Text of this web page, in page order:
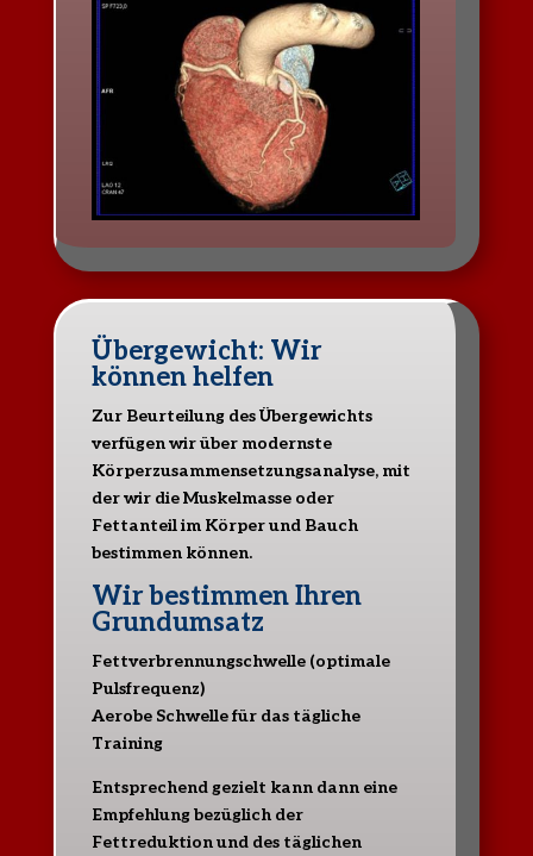
Übergewicht: Wir
können helfen
Zur Beurteilung des Übergewichts
verfügen wir über modernste
Körperzusammensetzungsanalyse, mit
der wir die Muskelmasse oder
Fettanteil im Körper und Bauch
bestimmen können.
Wir bestimmen Ihren
Grundumsatz
Fettverbrennungschwelle (optimale
Pulsfrequenz)
Aerobe Schwelle für das tägliche
Training
Entsprechend gezielt kann dann eine
Empfehlung bezüglich der
Fettreduktion und des täglichen